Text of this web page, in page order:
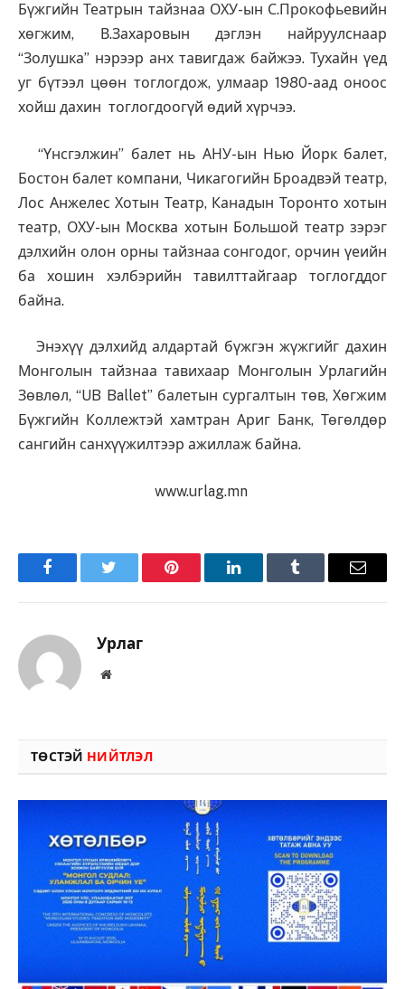
Бүжгийн Театрын тайзнаа ОХУ-ын С.Прокофьевийн
хөгжим, В.Захаровын дэглэн найруулснаар
“Золушка” нэрээр анх тавигдаж байжээ. Тухайн үед
уг бүтээл цөөн тоглогдож, улмаар 1980-аад оноос
хойш дахин тоглогдоогүй өдий хүрчээ.
“Үнсгэлжин” балет нь АНУ-ын Нью Йорк балет,
Бостон балет компани, Чикагогийн Броадвэй театр,
Лос Анжелес Хотын Театр, Канадын Торонто хотын
театр, ОХУ-ын Москва хотын Большой театр зэрэг
дэлхийн олон орны тайзнаа сонгодог, орчин үеийн
ба хошин хэлбэрийн тавилттайгаар тоглогддог
байна.
Энэхүү дэлхийд алдартай бүжгэн жүжгийг дахин
Монголын тайзнаа тавихаар Монголын Урлагийн
Зөвлөл, “UB Ballet” балетын сургалтын төв, Хөгжим
Бүжгийн Коллежтэй хамтран Ариг Банк, Төгөлдөр
сангийн санхүүжилтээр ажиллаж байна.
www.urlag.mn
FacebookTwitter Pinterest LinkedInTumblr Имэйл
Урлаг
Вэбсайт
ТӨСТЭЙ НИЙТЛЭЛ